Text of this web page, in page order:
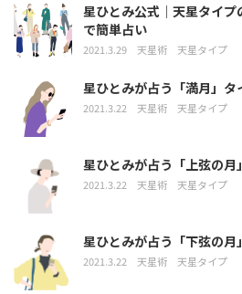
星ひとみ公式｜天星タイ
で簡単占い
2021.3.29 天星術 天星タイプ
星ひとみが占う「満月」タ
2021.3.22 天星術 天星タイプ
星ひとみが占う「上弦の
2021.3.22 天星術 天星タイプ
星ひとみが占う「下弦の
2021.3.22 天星術 天星タイプ